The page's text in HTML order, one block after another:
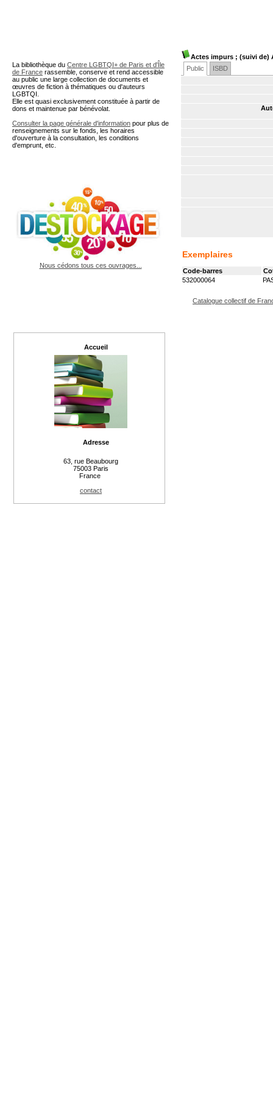
Actes impurs ; (suivi de)
Public
ISBD
Exemplaires
Code-barres
532000064
Catalogue collectif de
La bibliothèque du Centre LGBTQI+ de Paris et d'Île
de France rassemble, conserve et rend accessible
au public une large collection de documents et
œuvres de fiction à thématiques ou d'auteurs
LGBTQI.
Elle est quasi exclusivement constituée à partir de
dons et maintenue par bénévolat.
Consulter la page générale d'information pour plus de
renseignements sur le fonds, les horaires
d'ouverture à la consultation, les conditions
d'emprunt, etc.
Nous cédons tous ces ouvrages...
Accueil
Adresse
63, rue Beaubourg
75003 Paris
France
contact